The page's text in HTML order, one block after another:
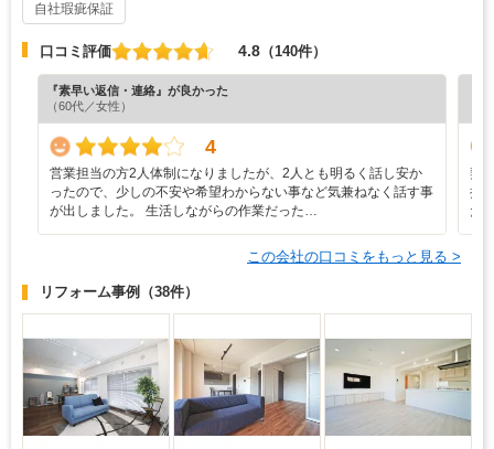
自社瑕疵保証
口コミ評価 4.8 （140件）
『素早い返信・連絡』が良かった
（60代／女性）
4
営業担当の方2人体制になりましたが、2人とも明るく話し安か
ったので、少しの不安や希望わからない事など気兼ねなく話す事
が出しました。 生活しながらの作業だった…
契
拶
た
この会社の口コミをもっと見る >
リフォーム事例 （38件）